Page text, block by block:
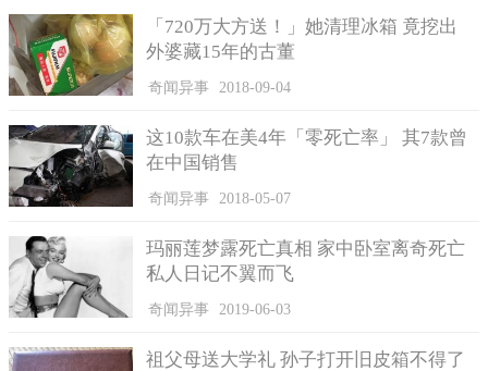
《如懿传》中的舒妃自焚早逝，历史上则比令妃长寿。
相较于剧中舒妃自焚早逝，历史上的舒妃其实比令妃还长
者，不过2年后她就离世，享年50岁。舒妃过世后，除了阿哥、公
「720万大方送！」她清理冰箱 竟挖出
外婆藏15年的古董
奇闻异事 2018-09-04
这10款车在美4年「零死亡率」 其7款曾
在中国销售
奇闻异事 2018-05-07
玛丽莲梦露死亡真相 家中卧室离奇死亡
私人日记不翼而飞
奇闻异事 2019-06-03
祖父母送大学礼 孙子打开旧皮箱不得了